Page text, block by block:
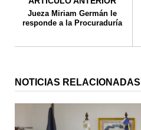
Jueza Miriam Germán le
responde a la Procuraduría
NOTICIAS RELACIONADAS